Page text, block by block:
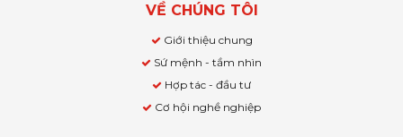
VỀ CHÚNG TÔI
Giới thiệu chung
Sứ mệnh - tầm nhìn
Hợp tác - đầu tư
Cơ hội nghề nghiệp